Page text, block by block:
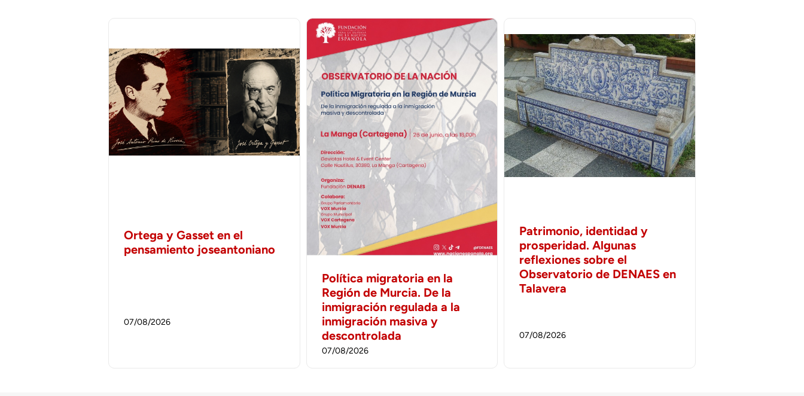
Ortega y Gasset en el
pensamiento joseantoniano
07/08/2026
Política migratoria en la
Región de Murcia. De la
inmigración regulada a la
inmigración masiva y
descontrolada
07/08/2026
Patrimonio, identidad y
prosperidad. Algunas
reflexiones sobre el
Observatorio de DENAES en
Talavera
07/08/2026